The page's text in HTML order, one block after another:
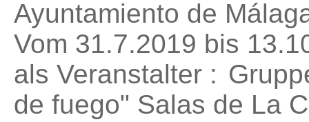
Ayuntamiento de
Vom 31.7.2019 bis
als Veranstalter :
de fuego" Salas de La